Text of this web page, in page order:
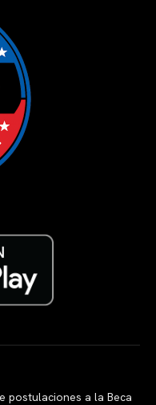
postulaciones a la Beca